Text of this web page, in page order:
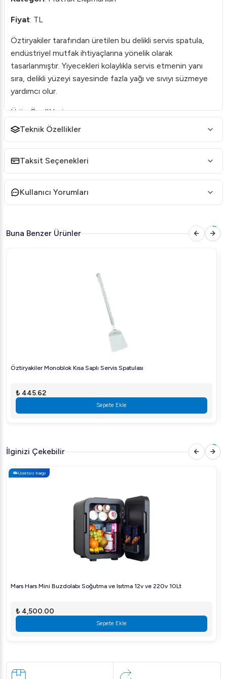
Fiyat: TL
Öztiryakiler tarafından üretilen bu delikli servis spatula,
endüstriyel mutfak ihtiyaçlarına yönelik olarak
tasarlanmıştır. Yiyecekleri kolaylıkla servis etmenin yanı
sıra, delikli yüzeyi sayesinde fazla yağı ve sıvıyı süzmeye
yardımcı olur.
Ürün Özellikleri:
Malzeme
: Yüksek kaliteli paslanmaz çelikten imal
yormadan rahatça kullanabilirsiniz.
Delikli Yüzey: Delikleriyle, yiyeceklerin fazla yağını
veya suyunu hızlı bir şekilde süzmenizi sağlar.
Ev tipi mutfaklarda da rahatlıkla kullanılabilir.
Bu pratik ve sağlam servis spatulası, hem profesyonel
şeflerin hem de evde yemek yapmayı sevenlerin
vazgeçilmez yardımcısı olacaktır. Öztiryakiler'in kalitesi ve
dayanıklılığı ile mutfakta işlerinizi daha kolay hale getirin.
mağazalarında bulabilir veya online sipariş verebilirsiniz.
Teknik Özellikler
Taksit Seçenekleri
Kullanıcı Yorumları
Buna Benzer Ürünler
Öztiryakiler Monoblok Kısa Saplı Servis Spatulası
₺ 445.62
Sepete Ekle
İlginizi Çekebilir
Ücretsiz Kargo
Mars Hars Mini Buzdolabı Soğutma ve Isıtma 12v ve 220v 10Lt
₺ 4,500.00
Sepete Ekle